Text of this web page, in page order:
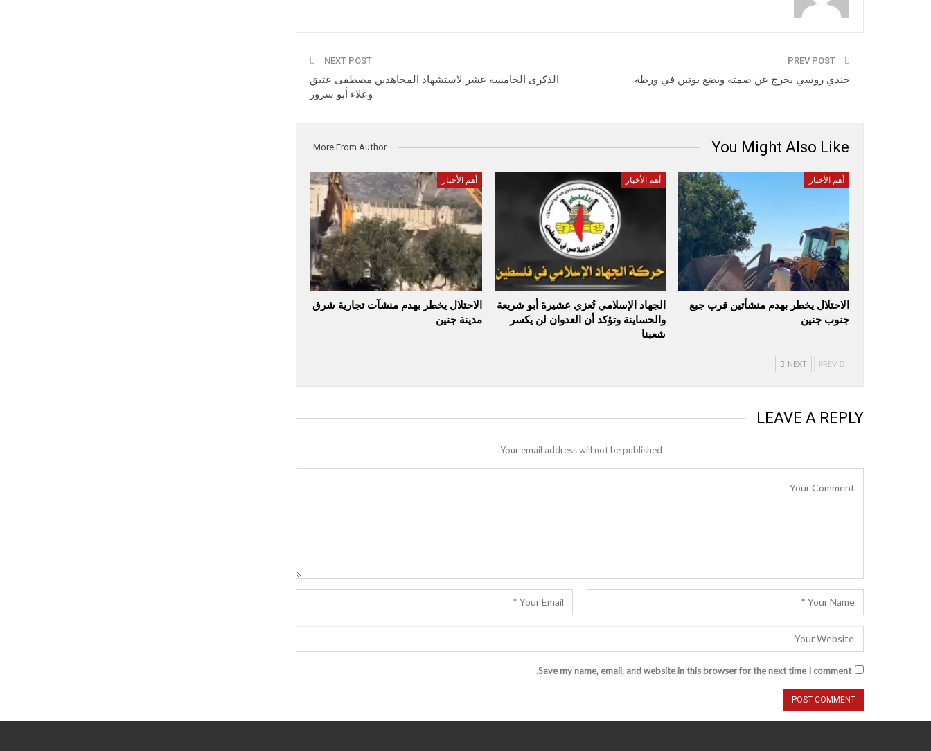
جندي روسي يخرج عن صمته ويضع بوتين في ورطة
NEXT POST
الذكرى الخامسة عشر لاستشهاد المجاهدين مصطفى عتيق
وعلاء أبو سرور
You Might Also Like
More From Author
أهم الأخبار
الاحتلال يخطر بهدم منشأتين قرب جبع
جنوب جنين
أهم الأخبار
الجهاد الإسلامي تُعزي عشيرة أبو شريعة
والحساينة وتؤكد أن العدوان لن يكسر
شعبنا
أهم الأخبار
الاحتلال يخطر بهدم منشآت تجارية شرق
مدينة جنين
NEXT
LEAVE A REPLY
Your email address will not be published.
Save my name, email, and website in this browser for the next time I comment.